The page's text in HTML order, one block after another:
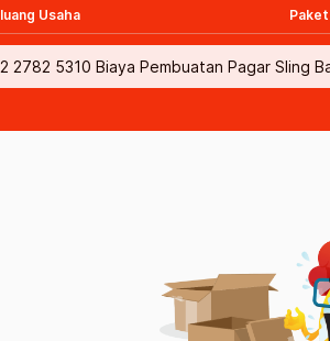
Usaha